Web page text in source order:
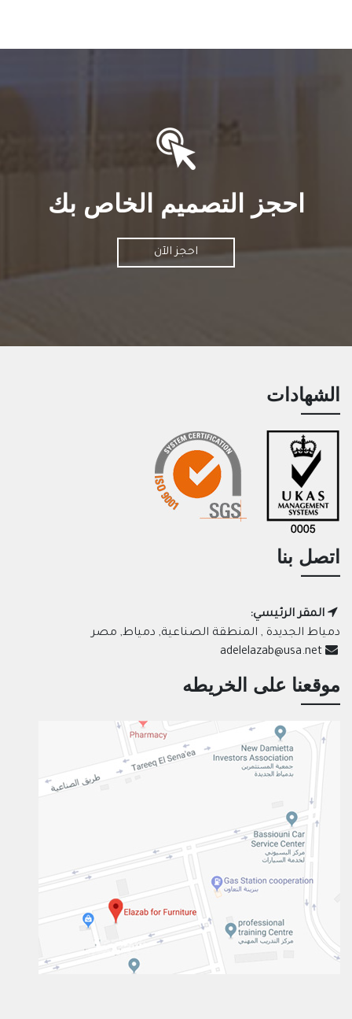
احجز التصميم الخاص بك
احجز الآن
الشهادات
اتصل بنا
المقر الرئيسي:
دمياط الجديدة , المنطقة الصناعية, دمياط, مصر
موقعنا على الخريطه